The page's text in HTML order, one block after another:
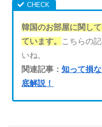
韓国のお部屋に関し
ています。 こちらの
いね。
関連記事：知って損
底解説！